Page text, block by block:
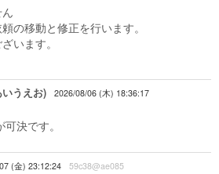
の移動と修正を行います。
います。
うえお)
2026/08/06 (木) 18:36:17
決です。
(金) 23:12:24 59c38@ae085